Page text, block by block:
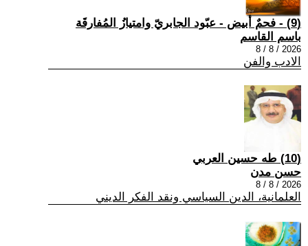
(9) - فحمٌ أبيض - عبّود الجابريّ وامتيازُ المُفارقَة
باسم القاسم
2026 / 8 / 8
الادب والفن
(10) طه حسين العربي
حسن مدن
2026 / 8 / 8
العلمانية، الدين السياسي ونقد الفكر الديني